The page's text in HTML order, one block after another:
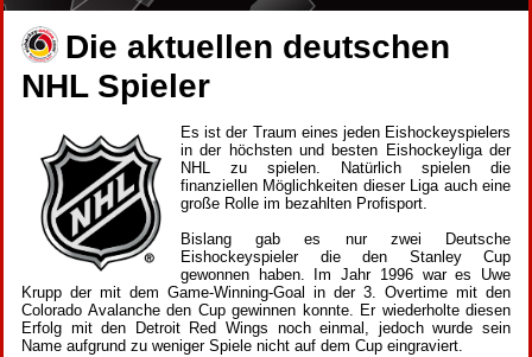
Die aktuellen deutschen
NHL Spieler
Es ist der Traum eines jeden Eishockeyspielers
in der höchsten und besten Eishockeyliga der
NHL zu spielen. Natürlich spielen die
finanziellen Möglichkeiten dieser Liga auch eine
große Rolle im bezahlten Profisport.
Bislang gab es nur zwei Deutsche
Eishockeyspieler die den Stanley Cup
gewonnen haben. Im Jahr 1996 war es Uwe
Krupp der mit dem Game-Winning-Goal in der 3. Overtime mit den
Colorado Avalanche den Cup gewinnen konnte. Er wiederholte diesen
Erfolg mit den Detroit Red Wings noch einmal, jedoch wurde sein
Name aufgrund zu weniger Spiele nicht auf dem Cup eingraviert.